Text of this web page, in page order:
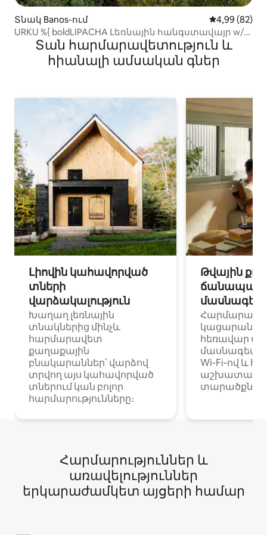
Տնակ Banos-ում Միջին
4,99 (82)
URKU %{ boldLIPACHA Լեռնային հանգստավայր w/
Օրգանական պարտեզ
Տան հարմարավետություն և
հիանալի ամսական գներ
Լիովին կահավորված
տների
վարձակալություն
Խաղաղ լեռնային
տնակներից մինչև
հարմարավետ
քաղաքային
բնակարաններ՝ վարձով
տրվող այս կահավորված
տներում կան բոլոր
հարմարությունները։
Թվային
հեռավար
Wi-Fi-ով և
Հարմարություններ և
առավելություններ
երկարաժամկետ այցերի համար